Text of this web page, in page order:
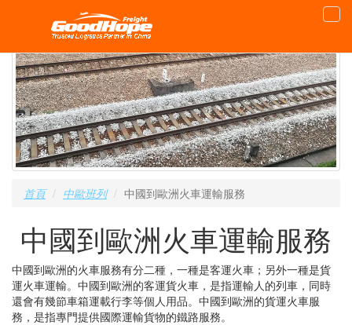
首頁 中歐班列 中國到歐洲火車運輸服務
中國到歐洲火車運輸服務
中國到歐洲的火車服務有分二種，一種是客運火車；另外一種是貨
運火車運輸。中國到歐洲的客運貨火車，是指運輸人的列車，同時
還會有幾節車箱運載行李等個人用品。中國到歐洲的貨運火車服
務，是指專門提供國際運輸貨物的鐵路服務。